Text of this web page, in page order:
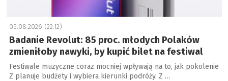
05.08.2026 (22:12)
Badanie Revolut: 85 proc. młodych Polaków
zmieniłoby nawyki, by kupić bilet na festiwal
Festiwale muzyczne coraz mocniej wpływają na to, jak pokolenie
Z planuje budżety i wybiera kierunki podróży. Z …